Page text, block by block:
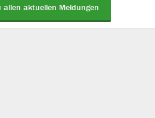
allen aktuellen Meldungen